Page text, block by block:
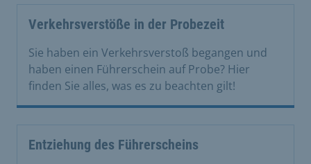
Verkehrsverstöße in der Probezeit
Sie haben ein Verkehrsverstoß begangen und
haben einen Führerschein auf Probe? Hier
finden Sie alles, was es zu beachten gilt!
Entziehung des Führerscheins